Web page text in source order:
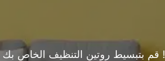
اكتشف الحل النهائي لمضيفي Airbnb! قم بتبسيط روتين التنظيف الخاص بك